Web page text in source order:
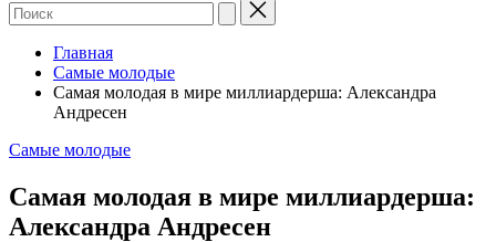
Главная
Самые молодые
Самая молодая в мире миллиардерша: Александра
Андресен
Опубликовано
Самые молодые
Самая молодая в мире миллиардерша:
Александра Андресен